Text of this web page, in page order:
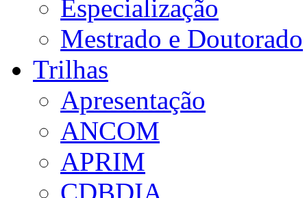
Especialização
Mestrado e Doutorado
Trilhas
Apresentação
ANCOM
APRIM
CDBDIA